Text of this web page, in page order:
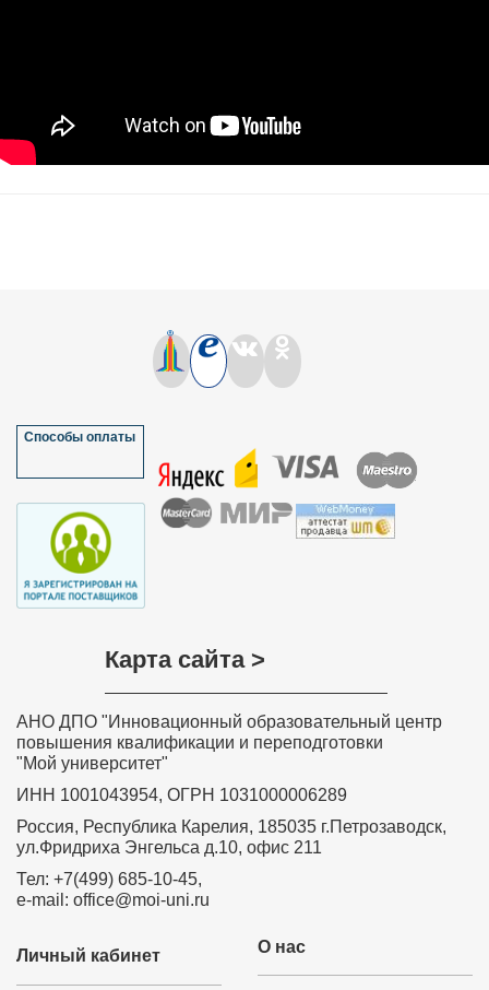
Способы оплаты
Карта сайта >
АНО ДПО "Инновационный образовательный центр
повышения квалификации и переподготовки
"Мой университет"
ИНН 1001043954, ОГРН 1031000006289
Россия, Республика Карелия, 185035 г.Петрозаводск,
ул.Фридриха Энгельса д.10, офис 211
Тел: +7(499) 685-10-45,
e-mail: office@moi-uni.ru
О нас
Личный кабинет